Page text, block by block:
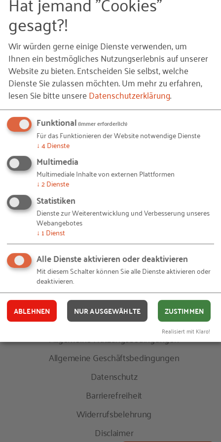
Informationen
Art: Expertise
Dateigröße: 1 MB (PDF)
Projekt: Wirkungsanalysen Innovationsförderung
Verfasst
von:
Dr. Heiner Depner, Dr. Natalia Gorynia-
Pfeffer, Tim Vollborth
HERUNTERLADEN (PDF)
Sie sind hier:
Home
Angebot Publikationen
Wirksamkeit der geförderten FuE-Projekte des zentralen
Innovationsprogramms Mittelstand (ZIM)
© RKW Kompetenzzentrum 2026
RKW Newsletter
Impressum
Allgemeine Nutzungsbedingungen
Allgemeine Geschäftsbedingungen
Datenschutz
Barrierefreiheit
Widerrufsbelehrung
Disclaimer
gesagt?!
Wir würden gerne einige Dienste verwenden, um
Ihnen ein bestmögliches Nutzungserlebnis auf unserer
Website zu bieten. Entscheiden Sie selbst, welche
Dienste Sie zulassen möchten.Um mehr zu erfahren,
lesen Sie bitte unsereDatenschutzerklärung.
Funktional(immer erforderlich)
Für das Funktionieren der Website notwendige Dienste
↓ 4Dienste
Multimedia
Multimediale Inhalte von externen Plattformen
↓ 2Dienste
Statistiken
Dienste zur Weiterentwicklung und Verbesserung unseres
Webangebotes
↓ 1 Dienst
Alle Dienste aktivieren oder deaktivieren
Mit diesem Schalter können Sie alle Dienste aktivieren oder
deaktivieren.
ABLEHNEN NUR AUSGEWÄHLTE ZUSTIMMEN
Realisiert mit Klaro!